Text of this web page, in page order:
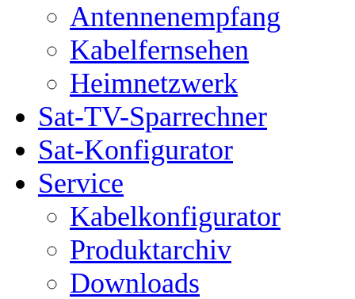
Antennenempfang
Kabelfernsehen
Heimnetzwerk
Sat-TV-Sparrechner
Sat-Konfigurator
Service
Kabelkonfigurator
Produktarchiv
Downloads